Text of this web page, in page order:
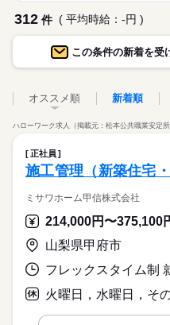
312 件 ( 平均時給：-円 )
この条件の新着を受
オススメ順 新着順
ハローワーク求人（掲載元：松本公共職業安定所
正社員
施工管理（新築住宅
ミサワホーム甲信株式会社
山梨県甲府市
火曜日，水曜日，そ